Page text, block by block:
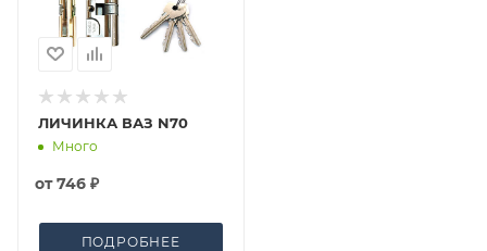
ЛИЧИНКА ВАЗ N70
Много
от746 ₽
ПОДРОБНЕЕ